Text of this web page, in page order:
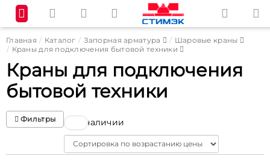
Главная Каталог Запорная арматура
Шаровые краны
Краны для подключения бытовой техники
Краны для подключения
бытовой техники
Фильтры В наличии
Sort